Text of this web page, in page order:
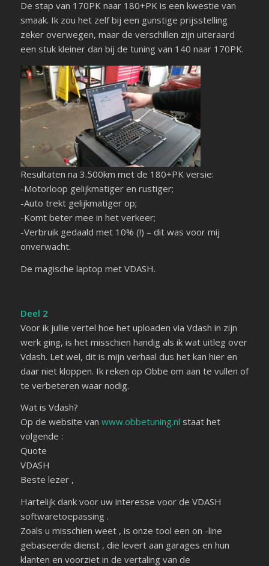
De stap van 170PK naar 180+PK is een kwestie van
smaak. Ik zou het zelf bij een gunstige prijsstelling
zeker overwegen, maar de verschillen zijn uiteraard
een stuk kleiner dan bij de tuning van 140 naar 170PK.
Resultaten na 3.500km met de 180+PK versie:
-Motorloop gelijkmatiger en rustiger;
-Auto trekt gelijkmatiger op;
-Komt beter mee in het verkeer;
-Verbruik gedaald met 10% (!) – dit was voor mij
onverwacht.
De magische laptop met VDASH.
Deel 2
Voor ik jullie vertel hoe het uploaden via Vdash in zijn
werk ging, is het misschien handig als ik wat uitleg over
Vdash. Let wel, dit is mijn verhaal dus het kan hier en
daar niet kloppen. Ik reken op Obbe om aan te vullen of
te verbeteren waar nodig.
Wat is Vdash?
Op de website van www.obbetuning.nl staat het
volgende :
Quote
VDASH
Beste lezer ,
Hartelijk dank voor uw interesse voor de VDASH
softwaretoepassing .
Zoals u misschien weet , is onze tool een on -line
gebaseerde dienst , die levert aan garages en hun
klanten en voorziet in de vertaling van de